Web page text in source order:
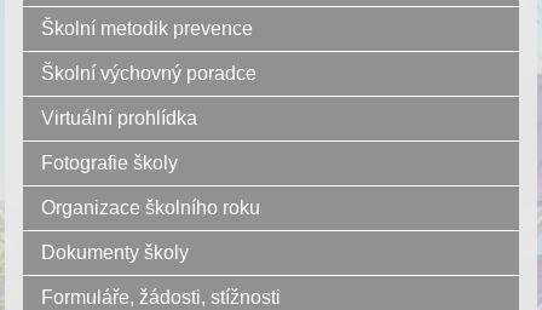
Školní metodik prevence
Školní výchovný poradce
Virtuální prohlídka
Fotografie školy
Organizace školního roku
Dokumenty školy
Formuláře, žádosti, stížnosti